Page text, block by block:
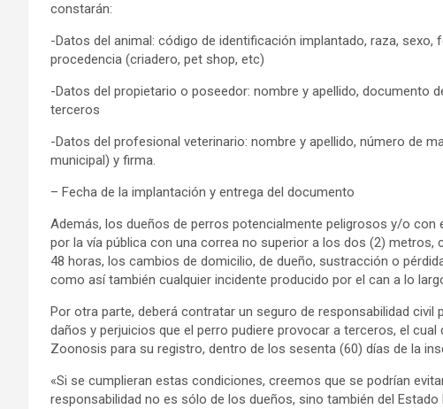
constarán:
-Datos del animal: código de identificación implantado, raza,
procedencia (criadero, pet shop, etc)
-Datos del propietario o poseedor: nombre y apellido, documento
terceros
-Datos del profesional veterinario: nombre y apellido, número de
municipal) y firma.
– Fecha de la implantación y entrega del documento
Además, los dueños de perros potencialmente peligrosos y/o con
por la vía pública con una correa no superior a los dos (2) metros,
48 horas, los cambios de domicilio, de dueño, sustracción o
como así también cualquier incidente producido por el can a lo
Por otra parte, deberá contratar un seguro de responsabilidad
daños y perjuicios que el perro pudiere provocar a terceros, el
Zoonosis para su registro, dentro de los sesenta (60) días de la
«Si se cumplieran estas condiciones, creemos que se podrían
responsabilidad no es sólo de los dueños, sino también del